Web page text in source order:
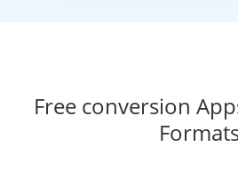
Free conversion